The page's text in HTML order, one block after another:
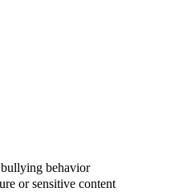
behavior
or sensitive content